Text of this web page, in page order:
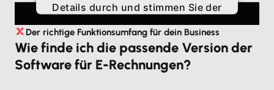
Details durch und stimmen Sie der
Nutzung des Service zu, um
dieses Video anzusehen.
Mehr Informationen
Der richtige Funktionsumfang für dein Business
Wie finde ich die passende Version der
Software für E-Rechnungen?